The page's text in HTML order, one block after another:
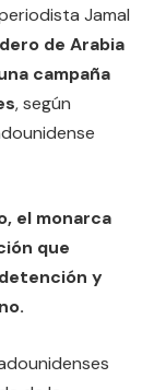
Jamal
de Arabia
campaña
, según
el monarca
que
y